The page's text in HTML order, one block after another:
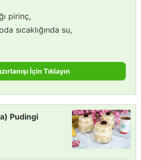
pirinç,
sıcaklığında su,
İçin Tıklayın
Pudingi